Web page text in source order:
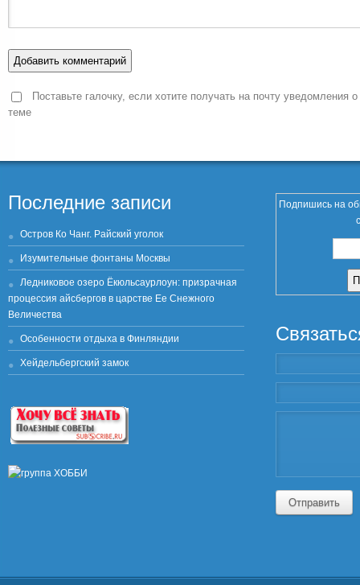
Поставьте галочку, если хотите получать на почту уведомления
теме
Последние записи
Остров Ко Чанг. Райский уголок
Изумительные фонтаны Москвы
Ледниковое озеро Ёкюльсаурлоун: призрачная
процессия айсбергов в царстве Ее Снежного
Величества
Особенности отдыха в Финляндии
Хейдельбергский замок
Подпишись на
Отправить